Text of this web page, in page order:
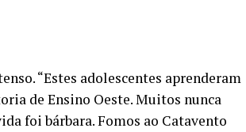
“Estes adolescentes aprenderam
de Ensino Oeste. Muitos nunca
foi bárbara. Fomos ao Catavento